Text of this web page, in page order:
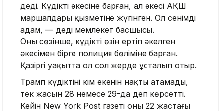
деді. Күдікті әкесіне барған, ал әкесі АҚШ
маршалдары қызметіне жүгінген. Ол сенімді
адам, — деді мемлекет басшысы.
Оның сөзінше, күдікті өзін ертіп әкелген
әкесімен бірге полиция бөліміне барған.
Қазіргі уақытта ол сол жерде ұсталып отыр.
Трамп күдіктінің кім екенін нақты атамады,
тек жасын 28 немесе 29-да деп көрсетті.
Кейін New York Post газеті оның 22 жастағы